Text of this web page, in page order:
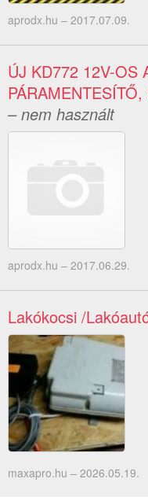
aprodx.hu – 2017.07.09.
ÚJ KD772 12V-OS
– nem használt
aprodx.hu – 2017.06.29.
Lakókocsi /
maxapro.hu – 2026.05.19.